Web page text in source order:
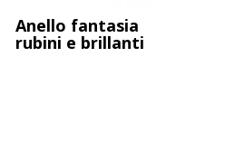
Anello fantasia
rubini e brillanti